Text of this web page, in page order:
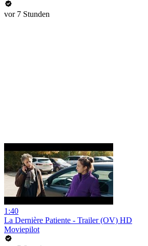
vor 7 Stunden
1:40
La Dernière Patiente - Trailer (OV) HD
Moviepilot